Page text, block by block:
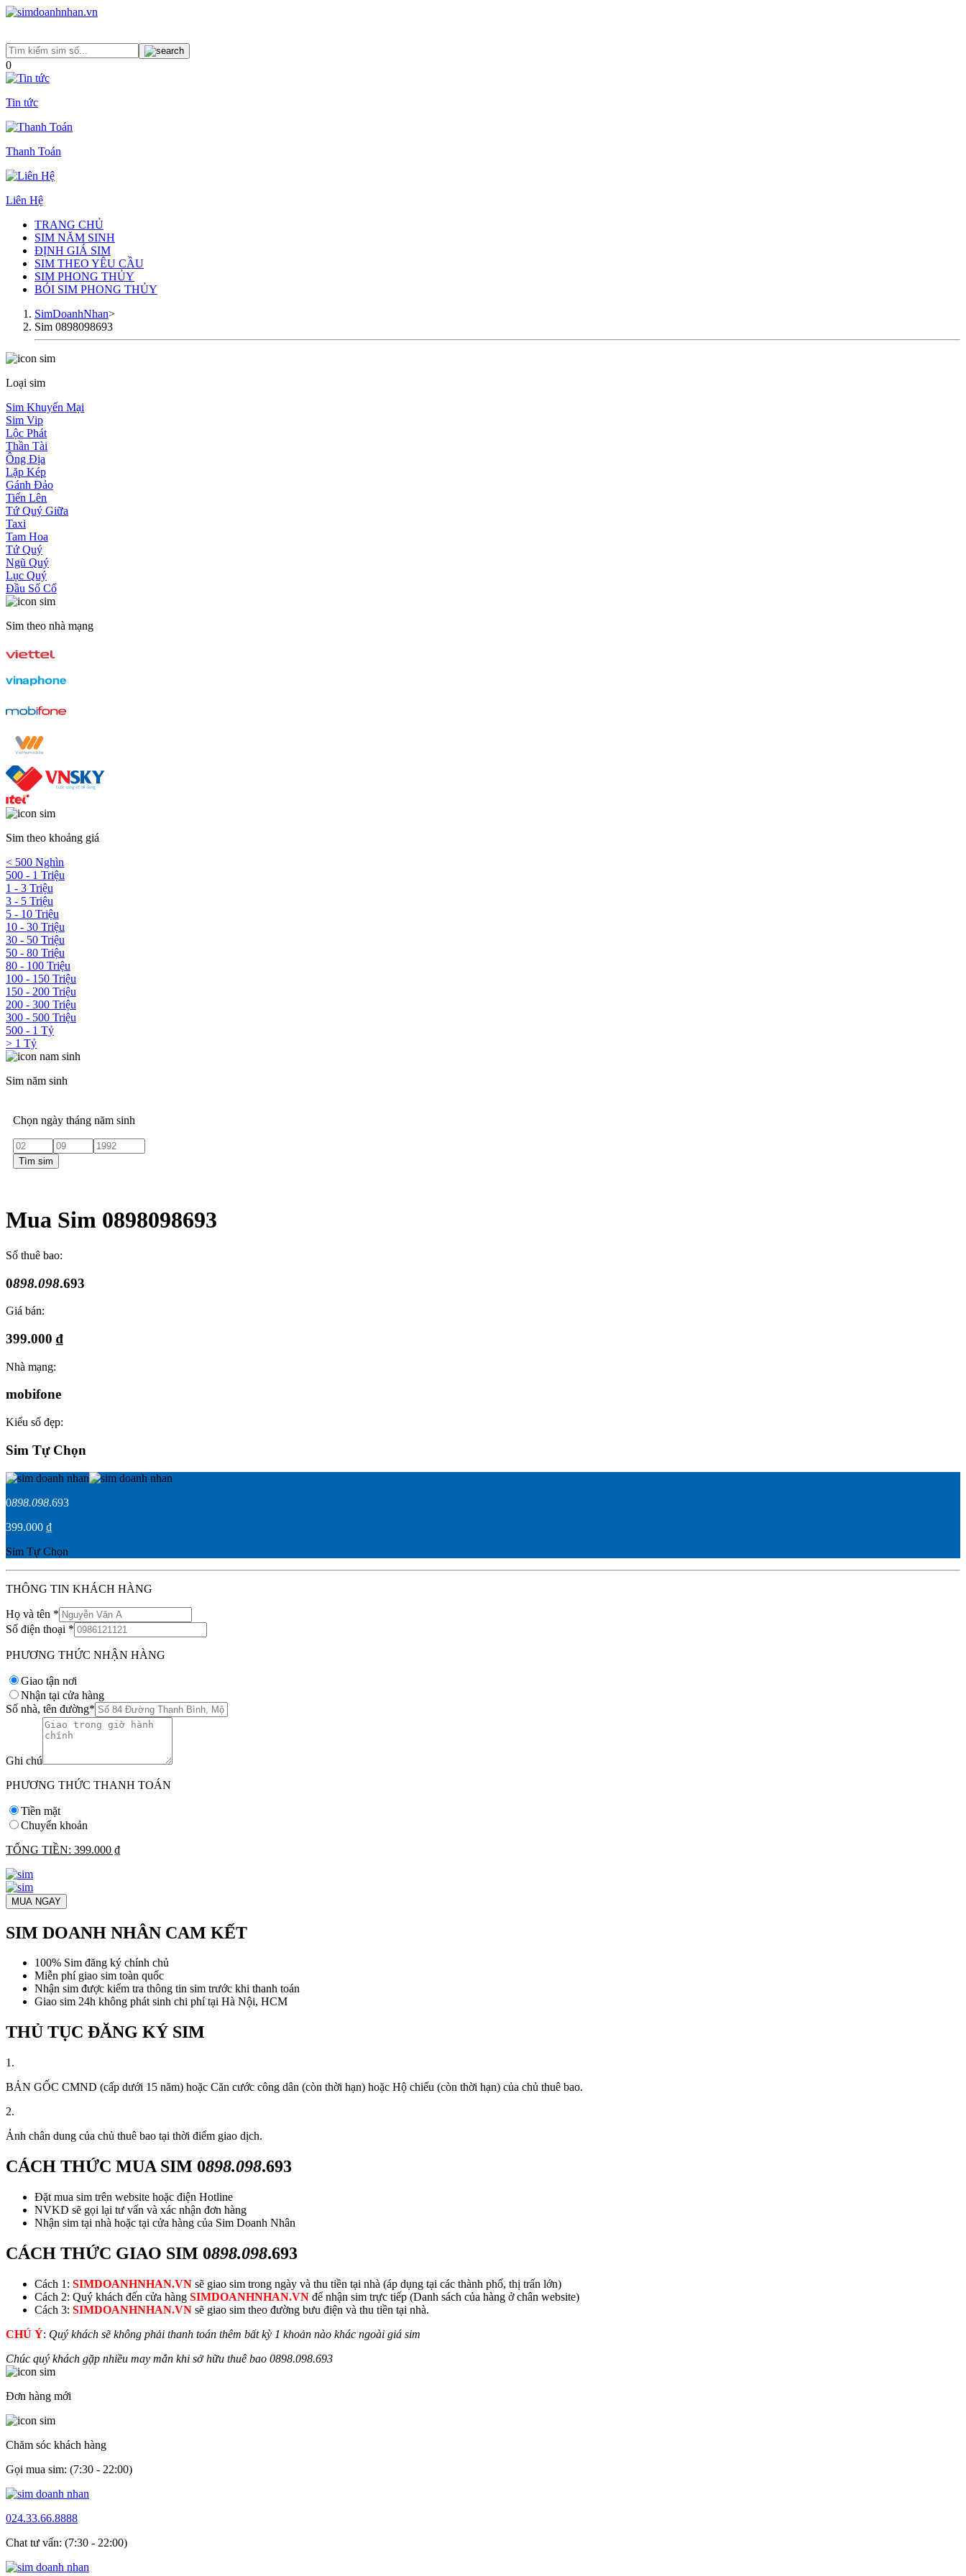
0
Tin tức
Thanh Toán
Liên Hệ
TRANG CHỦ
SIM NĂM SINH
ĐỊNH GIÁ SIM
SIM THEO YÊU CẦU
SIM PHONG THỦY
BÓI SIM PHONG THỦY
SimDoanhNhan>
Sim 0898098693
Loại sim
Sim Khuyến Mại
Sim Vip
Lộc Phát
Thần Tài
Ông Địa
Lặp Kép
Gánh Đảo
Tiến Lên
Tứ Quý Giữa
Taxi
Tam Hoa
Tứ Quý
Ngũ Quý
Lục Quý
Đầu Số Cổ
Sim theo nhà mạng
Sim theo khoảng giá
< 500 Nghìn
500 - 1 Triệu
1 - 3 Triệu
3 - 5 Triệu
5 - 10 Triệu
10 - 30 Triệu
30 - 50 Triệu
50 - 80 Triệu
80 - 100 Triệu
100 - 150 Triệu
150 - 200 Triệu
200 - 300 Triệu
300 - 500 Triệu
500 - 1 Tỷ
> 1 Tỷ
Sim năm sinh
Chọn ngày tháng năm sinh
Tìm sim
Mua Sim 0898098693
Số thuê bao:
0898.098.693
Giá bán:
399.000 ₫
Nhà mạng:
mobifone
Kiểu số đẹp:
Sim Tự Chọn
0898.098.693
399.000 ₫
Sim Tự Chọn
THÔNG TIN KHÁCH HÀNG
Họ và tên *
Số điện thoại *
PHƯƠNG THỨC NHẬN HÀNG
Giao tận nơi
Nhận tại cửa hàng
Số nhà, tên đường*
Ghi chú
PHƯƠNG THỨC THANH TOÁN
Tiền mặt
Chuyển khoản
TỔNG TIỀN: 399.000 ₫
MUA NGAY
SIM DOANH NHÂN CAM KẾT
100% Sim đăng ký chính chủ
Miễn phí giao sim toàn quốc
Nhận sim được kiểm tra thông tin sim trước khi thanh toán
Giao sim 24h không phát sinh chi phí tại Hà Nội, HCM
THỦ TỤC ĐĂNG KÝ SIM
1.
BẢN GỐC CMND (cấp dưới 15 năm) hoặc Căn cước công dân (còn thời hạn) hoặc Hộ chiếu (còn thời hạn) của chủ thuê bao.
2.
Ảnh chân dung của chủ thuê bao tại thời điểm giao dịch.
CÁCH THỨC MUA SIM 0898.098.693
Đặt mua sim trên website hoặc điện Hotline
NVKD sẽ gọi lại tư vấn và xác nhận đơn hàng
Nhận sim tại nhà hoặc tại cửa hàng của Sim Doanh Nhân
CÁCH THỨC GIAO SIM 0898.098.693
Cách 1: SIMDOANHNHAN.VN sẽ giao sim trong ngày và thu tiền tại nhà (áp dụng tại các thành phố, thị trấn lớn)
Cách 2: Quý khách đến cửa hàng SIMDOANHNHAN.VN để nhận sim trực tiếp (Danh sách của hàng ở chân website)
Cách 3: SIMDOANHNHAN.VN sẽ giao sim theo đường bưu điện và thu tiền tại nhà.
CHÚ Ý: Quý khách sẽ không phải thanh toán thêm bất kỳ 1 khoản nào khác ngoài giá sim
Chúc quý khách gặp nhiều may mắn khi sở hữu thuê bao 0898.098.693
Đơn hàng mới
Chăm sóc khách hàng
Gọi mua sim: (7:30 - 22:00)
024.33.66.8888
Chat tư vấn: (7:30 - 22:00)